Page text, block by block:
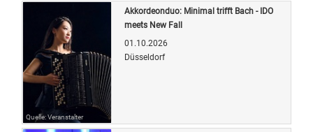
Quelle: Veranstalter
Akkordeonduo: Minimal trifft Bach - IDO
meets New Fall
01.10.2026
Düsseldorf